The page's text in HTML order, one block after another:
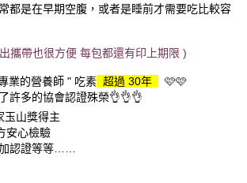
都是在早期空腹，或者是睡前才需要吃比較容
攜帶也很方便 每包都還有印上期限 )
業的營養師 " 吃素 超過 30年
🩷🩷
許多的協會認證殊榮👌👌👌
玉山獎得主
安心檢驗
認證等等……